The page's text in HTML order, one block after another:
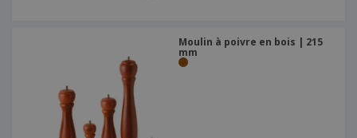
Moulin à poivre en bois | 215
mm